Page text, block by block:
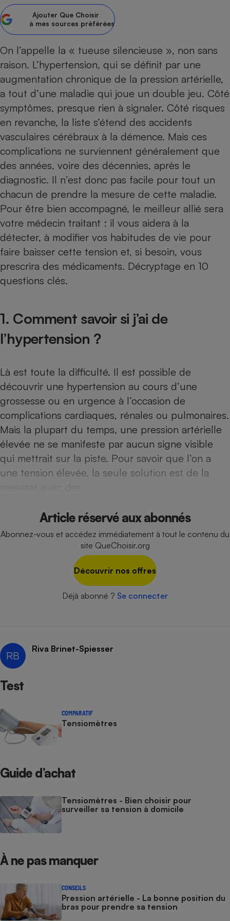
Ajouter Que Choisir
à mes sources préférées
On l’appelle la « tueuse silencieuse », non sans
raison. L’hypertension, qui se définit par une
augmentation chronique de la pression artérielle,
a tout d’une maladie qui joue un double jeu. Côté
symptômes, presque rien à signaler. Côté risques
en revanche, la liste s’étend des accidents
vasculaires cérébraux à la démence. Mais ces
compli­cations ne surviennent généralement que
des années, voire des décennies, après le
diagnostic. Il n’est donc pas facile pour tout un
chacun de prendre la mesure de cette maladie.
Pour être bien accompagné, le meilleur allié sera
votre médecin traitant : il vous aidera à la
détecter, à modifier vos habitudes de vie pour
faire baisser cette tension et, si besoin, vous
prescrira des médicaments. Décryptage en 10
questions clés.
1. Comment savoir si j’ai de
l’hypertension ?
Là est toute la difficulté. Il est possible de
découvrir une hypertension au cours d’une
grossesse ou en urgence à l’occasion de
complications cardiaques, rénales ou pulmonaires.
Mais la plupart du temps, une pression artérielle
élevée ne se manifeste par aucun signe visible
qui mettrait sur la piste. Pour savoir que l’on a
une tension élevée, la seule solution est de la
mesurer avec des
Article réservé aux abonnés
Abonnez-vous et accédez immédiatement à tout le contenu du
site QueChoisir.org
Découvrir nos offres
Déjà abonné ? Se connecter
RB
Riva Brinet-Spiesser
Test
COMPARATIF
Tensiomètres
Guide d’achat
Tensiomètres - Bien choisir pour
surveiller sa tension à domicile
À ne pas manquer
CONSEILS
Pression artérielle - La bonne position du
bras pour prendre sa tension
bouteille
Assurance emprunteur
Lave-linge
Plaque de cuisson à
induction
Ventilateur
Cafetière à expressos
Robot ménager
Téléviseur
Téléphone mobile -
Smartphone
Matelas
Radiateur électrique
Ventilateur
Antimoustique